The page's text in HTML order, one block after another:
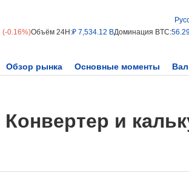
(-0.16%)Объём 24H:₽ 7,534.12 BДоминация BTC:
Обзор рынка Основные моменты
Конвертер и